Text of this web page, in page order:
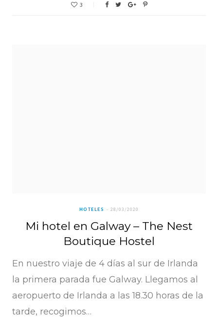
3
HOTELES 28/03/2020
Mi hotel en Galway – The Nest
Boutique Hostel
En nuestro viaje de 4 días al sur de Irlanda
la primera parada fue Galway. Llegamos al
aeropuerto de Irlanda a las 18.30 horas de la
tarde, recogimos…